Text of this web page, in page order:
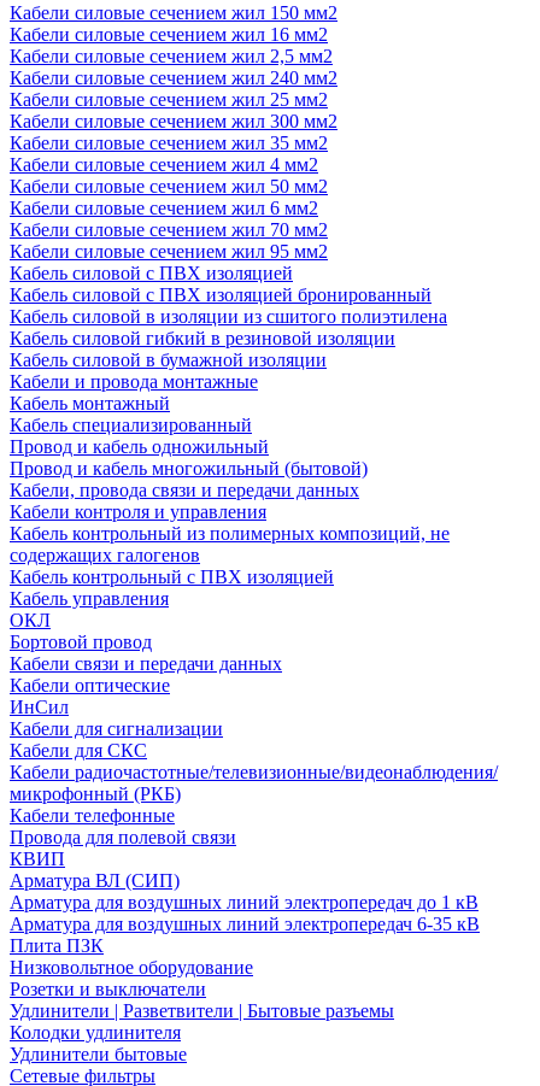
Кабели силовые сечением жил 150 мм2
Кабели силовые сечением жил 16 мм2
Кабели силовые сечением жил 2,5 мм2
Кабели силовые сечением жил 240 мм2
Кабели силовые сечением жил 25 мм2
Кабели силовые сечением жил 300 мм2
Кабели силовые сечением жил 35 мм2
Кабели силовые сечением жил 4 мм2
Кабели силовые сечением жил 50 мм2
Кабели силовые сечением жил 6 мм2
Кабели силовые сечением жил 70 мм2
Кабели силовые сечением жил 95 мм2
Кабель силовой с ПВХ изоляцией
Кабель силовой с ПВХ изоляцией бронированный
Кабель силовой в изоляции из сшитого полиэтилена
Кабель силовой гибкий в резиновой изоляции
Кабель силовой в бумажной изоляции
Кабели и провода монтажные
Кабель монтажный
Кабель специализированный
Провод и кабель одножильный
Провод и кабель многожильный (бытовой)
Кабели, провода связи и передачи данных
Кабели контроля и управления
Кабель контрольный из полимерных композиций, не
содержащих галогенов
Кабель контрольный с ПВХ изоляцией
Кабель управления
ОКЛ
Бортовой провод
Кабели связи и передачи данных
Кабели оптические
ИнСил
Кабели для сигнализации
Кабели для СКС
Кабели радиочастотные/телевизионные/видеонаблюдения/
микрофонный (РКБ)
Кабели телефонные
Провода для полевой связи
КВИП
Арматура ВЛ (СИП)
Арматура для воздушных линий электропередач до 1 кВ
Арматура для воздушных линий электропередач 6-35 кВ
Плита ПЗК
Низковольтное оборудование
Розетки и выключатели
Удлинители | Разветвители | Бытовые разъемы
Колодки удлинителя
Удлинители бытовые
Сетевые фильтры